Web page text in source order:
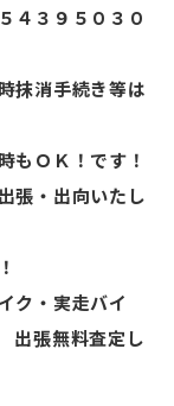
３９５０３０
抹消手続き等は
もＯＫ！です！
張・出向いたし
ク・実走バイ
出張無料査定し